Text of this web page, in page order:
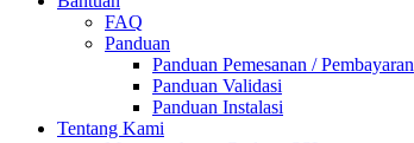
FAQ
Panduan
Panduan Pemesanan / Pembayaran
Panduan Validasi
Panduan Instalasi
Tentang Kami